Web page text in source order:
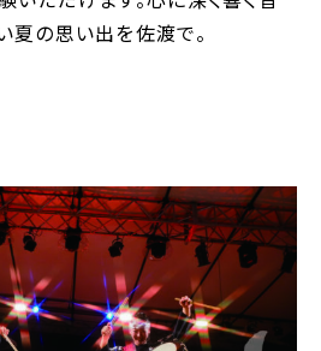
夏の思い出を佐渡で。